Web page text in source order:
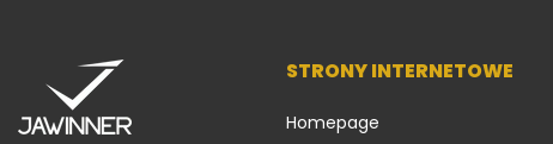
STRONY INTERNETOWE
Homepage